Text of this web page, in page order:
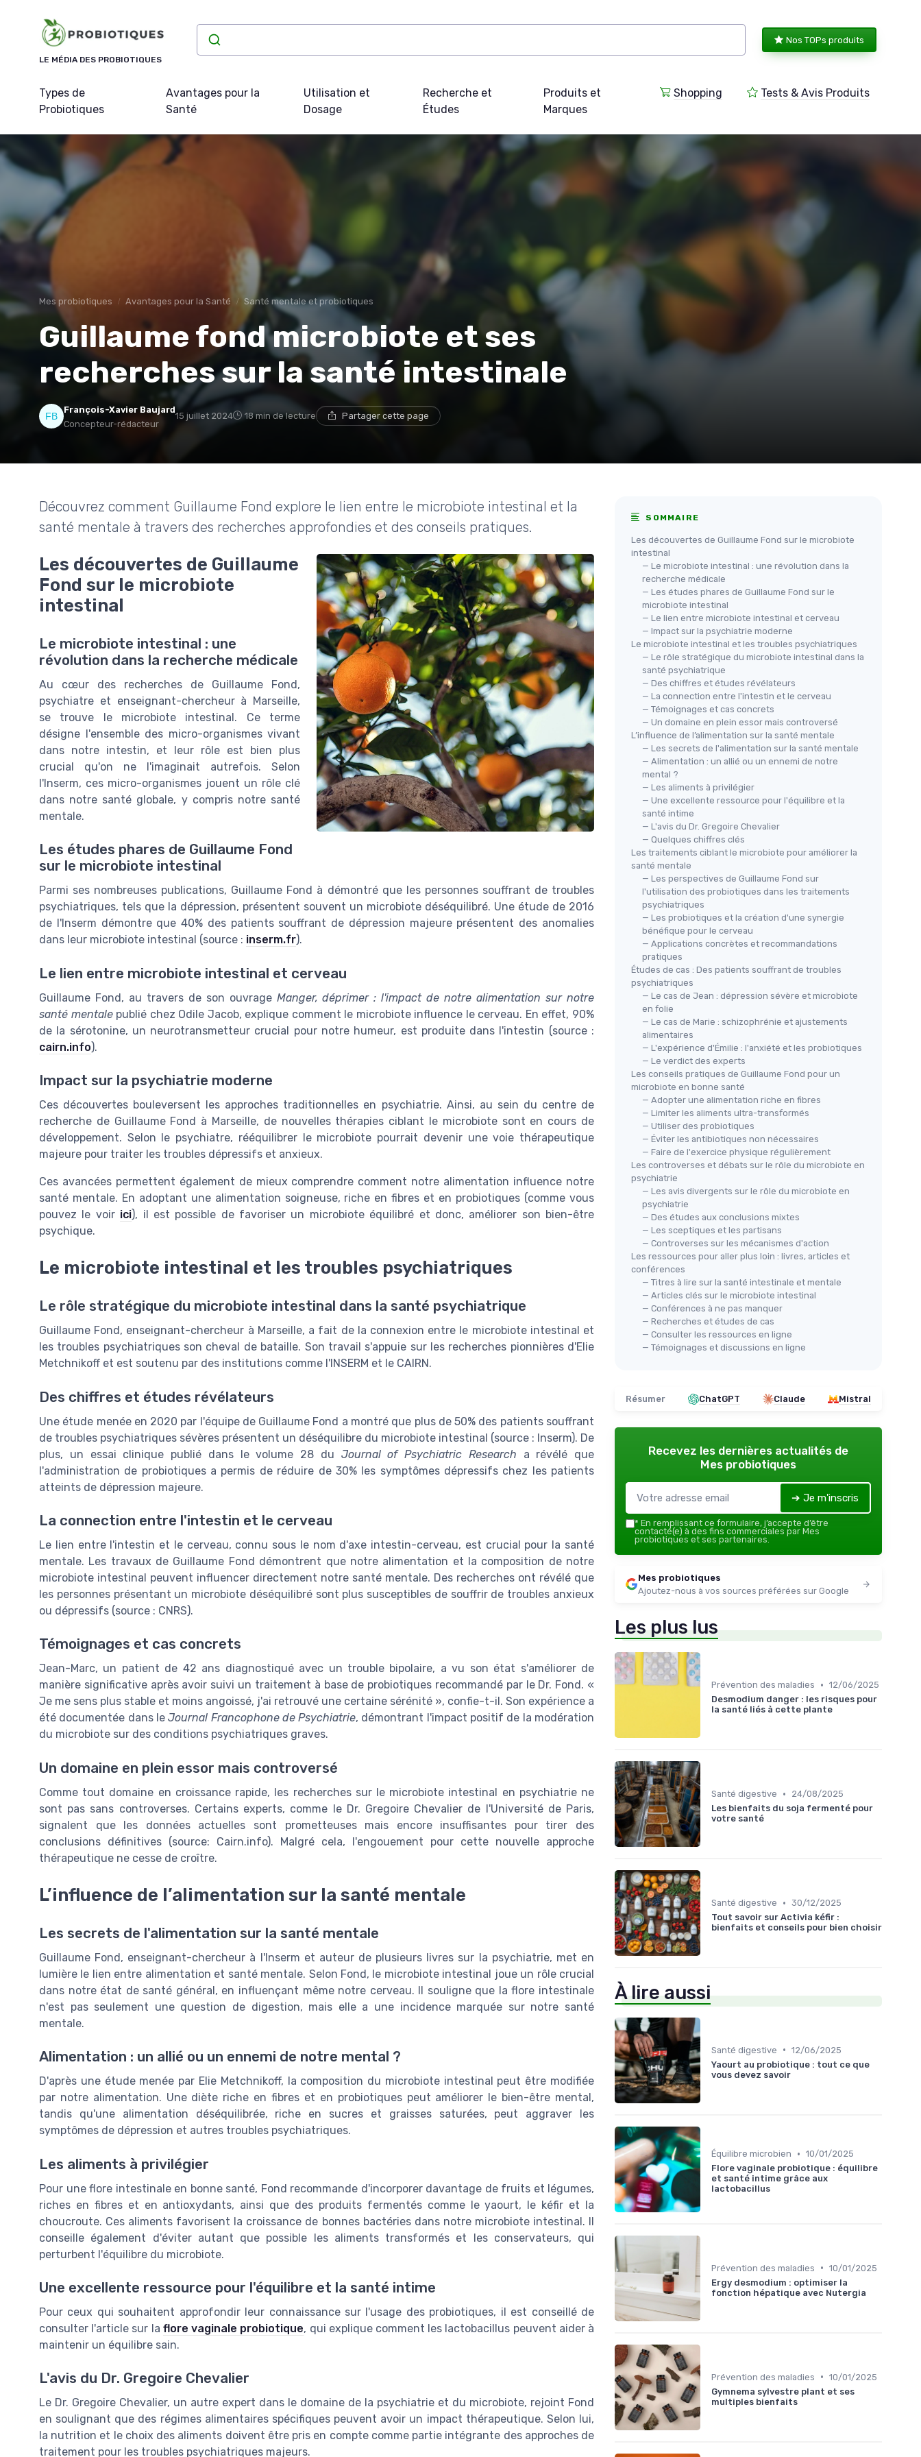
LE MÉDIA DES PROBIOTIQUES
Nos TOPs produits
Types de
Probiotiques
Avantages pour la
Santé
Utilisation et
Dosage
Recherche et
Études
Produits et
Marques
Shopping Tests & Avis Produits
Mes probiotiques Avantages pour la Santé Santé mentale et probiotiques
Guillaume fond microbiote et ses
recherches sur la santé intestinale
François-Xavier Baujard
Concepteur-rédacteur
15 juillet 2024 18 min de lecture Partager cette page
Découvrez comment Guillaume Fond explore le lien entre le microbiote intestinal et la
santé mentale à travers des recherches approfondies et des conseils pratiques.
Les découvertes de Guillaume
Fond sur le microbiote
intestinal
Le microbiote intestinal : une
révolution dans la recherche médicale
Au cœur des recherches de Guillaume Fond,
psychiatre et enseignant-chercheur à Marseille,
se trouve le microbiote intestinal. Ce terme
désigne l'ensemble des micro-organismes vivant
dans notre intestin, et leur rôle est bien plus
crucial qu'on ne l'imaginait autrefois. Selon
l'Inserm, ces micro-organismes jouent un rôle clé
dans notre santé globale, y compris notre santé
mentale.
Les études phares de Guillaume Fond
sur le microbiote intestinal
Parmi ses nombreuses publications, Guillaume Fond à démontré que les personnes souffrant de troubles
psychiatriques, tels que la dépression, présentent souvent un microbiote déséquilibré. Une étude de 2016
de l'Inserm démontre que 40% des patients souffrant de dépression majeure présentent des anomalies
dans leur microbiote intestinal (source : inserm.fr).
Le lien entre microbiote intestinal et cerveau
Guillaume Fond, au travers de son ouvrage Manger, déprimer : l'impact de notre alimentation sur notre
santé mentalepublié chez Odile Jacob, explique comment le microbiote influence le cerveau. En effet, 90%
de la sérotonine, un neurotransmetteur crucial pour notre humeur, est produite dans l'intestin (source :
cairn.info).
Impact sur la psychiatrie moderne
Ces découvertes bouleversent les approches traditionnelles en psychiatrie. Ainsi, au sein du centre de
recherche de Guillaume Fond à Marseille, de nouvelles thérapies ciblant le microbiote sont en cours de
développement. Selon le psychiatre, rééquilibrer le microbiote pourrait devenir une voie thérapeutique
majeure pour traiter les troubles dépressifs et anxieux.
Ces avancées permettent également de mieux comprendre comment notre alimentation influence notre
santé mentale. En adoptant une alimentation soigneuse, riche en fibres et en probiotiques (comme vous
pouvez le voir ici), il est possible de favoriser un microbiote équilibré et donc, améliorer son bien-être
psychique.
Le microbiote intestinal et les troubles psychiatriques
Le rôle stratégique du microbiote intestinal dans la santé psychiatrique
Guillaume Fond, enseignant-chercheur à Marseille, a fait de la connexion entre le microbiote intestinal et
les troubles psychiatriques son cheval de bataille. Son travail s'appuie sur les recherches pionnières d'Elie
Metchnikoff et est soutenu par des institutions comme l'INSERM et le CAIRN.
Des chiffres et études révélateurs
Une étude menée en 2020 par l'équipe de Guillaume Fond a montré que plus de 50% des patients souffrant
de troubles psychiatriques sévères présentent un déséquilibre du microbiote intestinal (source : Inserm). De
plus, un essai clinique publié dans le volume 28 du Journal of Psychiatric Research a révélé que
l'administration de probiotiques a permis de réduire de 30% les symptômes dépressifs chez les patients
atteints de dépression majeure.
La connection entre l'intestin et le cerveau
Le lien entre l'intestin et le cerveau, connu sous le nom d'axe intestin-cerveau, est crucial pour la santé
mentale. Les travaux de Guillaume Fond démontrent que notre alimentation et la composition de notre
microbiote intestinal peuvent influencer directement notre santé mentale. Des recherches ont révélé que
les personnes présentant un microbiote déséquilibré sont plus susceptibles de souffrir de troubles anxieux
ou dépressifs (source : CNRS).
Témoignages et cas concrets
Jean-Marc, un patient de 42 ans diagnostiqué avec un trouble bipolaire, a vu son état s'améliorer de
manière significative après avoir suivi un traitement à base de probiotiques recommandé par le Dr. Fond. «
Je me sens plus stable et moins angoissé, j'ai retrouvé une certaine sérénité », confie-t-il. Son expérience a
été documentée dans leJournal Francophone de Psychiatrie, démontrant l'impact positif de la modération
du microbiote sur des conditions psychiatriques graves.
Un domaine en plein essor mais controversé
Comme tout domaine en croissance rapide, les recherches sur le microbiote intestinal en psychiatrie ne
sont pas sans controverses. Certains experts, comme le Dr. Gregoire Chevalier de l'Université de Paris,
signalent que les données actuelles sont prometteuses mais encore insuffisantes pour tirer des
conclusions définitives (source: Cairn.info). Malgré cela, l'engouement pour cette nouvelle approche
thérapeutique ne cesse de croître.
L’influence de l’alimentation sur la santé mentale
Les secrets de l'alimentation sur la santé mentale
Guillaume Fond, enseignant-chercheur à l'Inserm et auteur de plusieurs livres sur la psychiatrie, met en
lumière le lien entre alimentation et santé mentale. Selon Fond, le microbiote intestinal joue un rôle crucial
dans notre état de santé général, en influençant même notre cerveau. Il souligne que la flore intestinale
n'est pas seulement une question de digestion, mais elle a une incidence marquée sur notre santé
mentale.
Alimentation : un allié ou un ennemi de notre mental ?
D'après une étude menée par Elie Metchnikoff, la composition du microbiote intestinal peut être modifiée
par notre alimentation. Une diète riche en fibres et en probiotiques peut améliorer le bien-être mental,
tandis qu'une alimentation déséquilibrée, riche en sucres et graisses saturées, peut aggraver les
symptômes de dépression et autres troubles psychiatriques.
Les aliments à privilégier
Pour une flore intestinale en bonne santé, Fond recommande d'incorporer davantage de fruits et légumes,
riches en fibres et en antioxydants, ainsi que des produits fermentés comme le yaourt, le kéfir et la
choucroute. Ces aliments favorisent la croissance de bonnes bactéries dans notre microbiote intestinal. Il
conseille également d'éviter autant que possible les aliments transformés et les conservateurs, qui
perturbent l'équilibre du microbiote.
Une excellente ressource pour l'équilibre et la santé intime
Pour ceux qui souhaitent approfondir leur connaissance sur l'usage des probiotiques, il est conseillé de
consulter l'article sur la flore vaginale probiotique, qui explique comment les lactobacillus peuvent aider à
maintenir un équilibre sain.
L'avis du Dr. Gregoire Chevalier
Le Dr. Gregoire Chevalier, un autre expert dans le domaine de la psychiatrie et du microbiote, rejoint Fond
en soulignant que des régimes alimentaires spécifiques peuvent avoir un impact thérapeutique. Selon lui,
la nutrition et le choix des aliments doivent être pris en compte comme partie intégrante des approches de
traitement pour les troubles psychiatriques majeurs.
SOMMAIRE
Les découvertes de Guillaume Fond sur le microbiote
intestinal
— Le microbiote intestinal : une révolution dans la
recherche médicale
— Les études phares de Guillaume Fond sur le
microbiote intestinal
— Le lien entre microbiote intestinal et cerveau
— Impact sur la psychiatrie moderne
Le microbiote intestinal et les troubles psychiatriques
— Le rôle stratégique du microbiote intestinal dans la
santé psychiatrique
— Des chiffres et études révélateurs
— La connection entre l'intestin et le cerveau
— Témoignages et cas concrets
— Un domaine en plein essor mais controversé
L’influence de l’alimentation sur la santé mentale
— Les secrets de l'alimentation sur la santé mentale
— Alimentation : un allié ou un ennemi de notre
mental ?
— Les aliments à privilégier
— Une excellente ressource pour l'équilibre et la
santé intime
— L'avis du Dr. Gregoire Chevalier
— Quelques chiffres clés
Les traitements ciblant le microbiote pour améliorer la
santé mentale
— Les perspectives de Guillaume Fond sur
l'utilisation des probiotiques dans les traitements
psychiatriques
— Les probiotiques et la création d'une synergie
bénéfique pour le cerveau
— Applications concrètes et recommandations
pratiques
Études de cas : Des patients souffrant de troubles
psychiatriques
— Le cas de Jean : dépression sévère et microbiote
en folie
— Le cas de Marie : schizophrénie et ajustements
alimentaires
— L'expérience d'Émilie : l'anxiété et les probiotiques
— Le verdict des experts
Les conseils pratiques de Guillaume Fond pour un
microbiote en bonne santé
— Adopter une alimentation riche en fibres
— Limiter les aliments ultra-transformés
— Utiliser des probiotiques
— Éviter les antibiotiques non nécessaires
— Faire de l'exercice physique régulièrement
Les controverses et débats sur le rôle du microbiote en
psychiatrie
— Les avis divergents sur le rôle du microbiote en
psychiatrie
— Des études aux conclusions mixtes
— Les sceptiques et les partisans
— Controverses sur les mécanismes d'action
Les ressources pour aller plus loin : livres, articles et
conférences
— Titres à lire sur la santé intestinale et mentale
— Articles clés sur le microbiote intestinal
— Conférences à ne pas manquer
— Recherches et études de cas
— Consulter les ressources en ligne
— Témoignages et discussions en ligne
Résumer ChatGPT Claude Mistral
Recevez les dernières actualités de
Mes probiotiques
➔ Je m'inscris
* En remplissant ce formulaire, j’accepte d’être
contacté(e) à des fins commerciales par Mes
probiotiques et ses partenaires.
Mes probiotiques
Ajoutez-nous à vos sources préférées sur Google
Les plus lus
Prévention des maladies • 12/06/2025
Desmodium danger : les risques pour
la santé liés à cette plante
Santé digestive •
24/08/2025
Les bienfaits du soja fermenté pour
votre santé
Santé digestive • 30/12/2025
Tout savoir sur Activia kéfir :
bienfaits et conseils pour bien choisir
À lire aussi
Santé digestive • 12/06/2025
Yaourt au probiotique : tout ce que
vous devez savoir
Équilibre microbien • 10/01/2025
Flore vaginale probiotique : équilibre
et santé intime grâce aux
lactobacillus
Prévention des maladies • 10/01/2025
Ergy desmodium : optimiser la
fonction hépatique avec Nutergia
Prévention des maladies • 10/01/2025
Gymnema sylvestre plant et ses
multiples bienfaits